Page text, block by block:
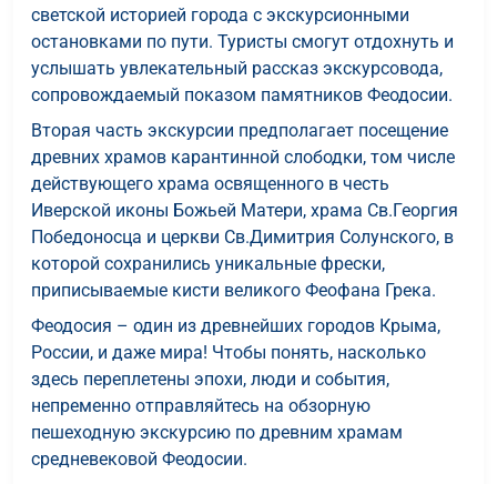
светской историей города с экскурсионными
остановками по пути. Туристы смогут отдохнуть и
услышать увлекательный рассказ экскурсовода,
сопровождаемый показом памятников Феодосии.
Вторая часть экскурсии предполагает посещение
древних храмов карантинной слободки, том числе
действующего храма освященного в честь
Иверской иконы Божьей Матери, храма Св.Георгия
Победоносца и церкви Св.Димитрия Солунского, в
которой сохранились уникальные фрески,
приписываемые кисти великого Феофана Грека.
Феодосия – один из древнейших городов Крыма,
России, и даже мира! Чтобы понять, насколько
здесь переплетены эпохи, люди и события,
непременно отправляйтесь на обзорную
пешеходную экскурсию по древним храмам
средневековой Феодосии.